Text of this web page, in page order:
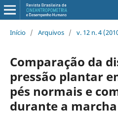
Início / Arquivos / v. 12 n. 4
Comparação da
pressão plantar
pés normais e
durante a marcha